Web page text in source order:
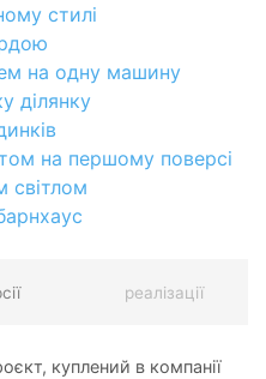
стилі
на одну машину
ділянку
на першому поверсі
світлом
реалізації
куплений в компанії